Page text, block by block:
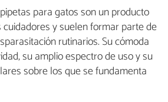
para gatos son un producto
y suelen formar parte de
rutinarios. Su cómoda
su amplio espectro de uso y su
sobre los que se fundamenta